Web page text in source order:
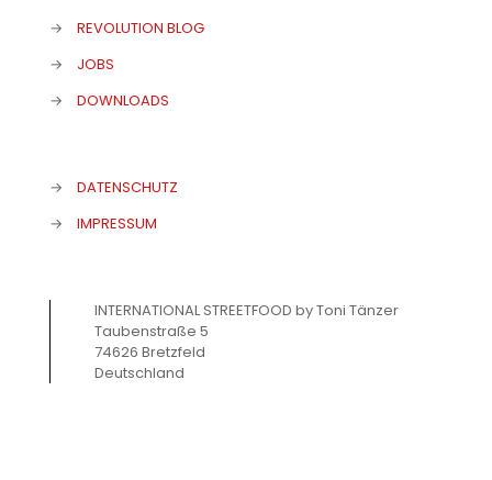
→
REVOLUTION BLOG
→
JOBS
→
DOWNLOADS
→
DATENSCHUTZ
→
IMPRESSUM
INTERNATIONAL STREETFOOD by Toni Tänzer
Taubenstraße 5
74626 Bretzfeld
Deutschland